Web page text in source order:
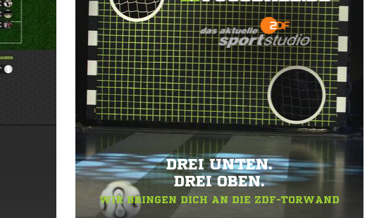
DREI UNTEN.
DREI OBEN.
WIR BRINGEN DICH AN DIE ZDF-TORWAND